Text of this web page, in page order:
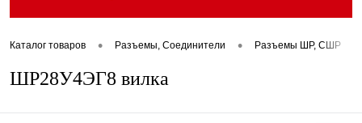
Каталог товаров • Разъемы, Соединители • Разъемы ШР, СШР
ШР28У4ЭГ8 вилка